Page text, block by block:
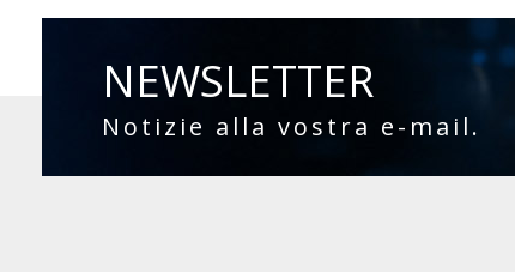
NEWSLETTER
Notizie alla vostra e-mail.